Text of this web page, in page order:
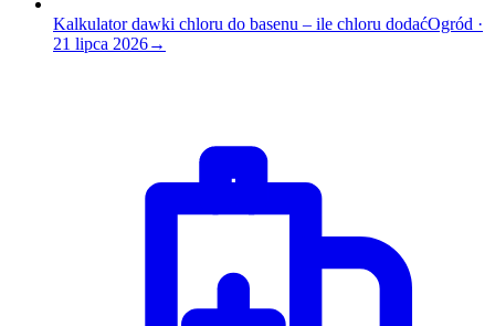
Kalkulator dawki chloru do basenu – ile chloru dodaćOgród ·
21 lipca 2026→